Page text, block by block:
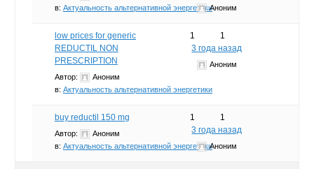
в: Актуальность альтернативной энергетикиАноним
low prices for generic
REDUCTIL NON
PRESCRIPTION
Автор:
Аноним
в: Актуальность альтернативной энергетики
1
1
3 года назад
Аноним
buy reductil 150 mg
Автор:
Аноним
в: Актуальность альтернативной энергетики
1
1
3 года назад
Аноним